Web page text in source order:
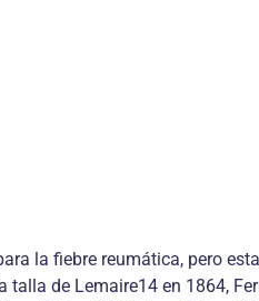
la fiebre reumática, pero
de Lemaire14 en 1864,